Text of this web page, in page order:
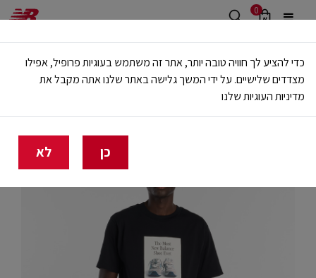
0
משלוח חינם מעל 499 ש"ח
🔥 20% הנחה על כל הביגוד באתר ובחנויות - לזמן מוגבל
בית גברים בגדים חולצות וגופיות
כדי להציע לך חוויה טובה יותר, אתר זה משתמש בעוגיות פרופיל, אפילו
מצדדים שלישיים. על ידי המשך גלישה באתר שלנו אתה מקבל את
מדיניות העוגיות שלנו
כן לא